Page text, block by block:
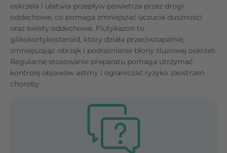
oskrzela i ułatwia przepływ powietrza przez drogi
oddechowe, co pomaga zmniejszać uczucie duszności
oraz świsty oddechowe. Flutykazon to
glikokortykosteroid, który działa przeciwzapalnie,
zmniejszając obrzęk i podrażnienie błony śluzowej oskrzeli.
Regularne stosowanie preparatu pomaga utrzymać
kontrolę objawów astmy i ograniczać ryzyko zaostrzeń
choroby.